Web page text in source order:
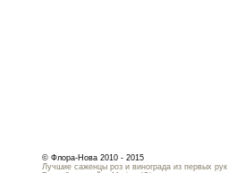
© Флора-Нова 2010 - 2015
Лучшие саженцы роз и винограда из первых рук